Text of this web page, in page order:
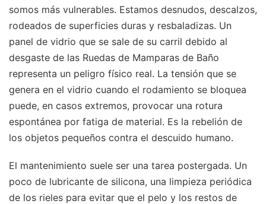
somos más vulnerables. Estamos desnudos, descalzos,
rodeados de superficies duras y resbaladizas. Un
panel de vidrio que se sale de su carril debido al
desgaste de las Ruedas de Mamparas de Baño
representa un peligro físico real. La tensión que se
genera en el vidrio cuando el rodamiento se bloquea
puede, en casos extremos, provocar una rotura
espontánea por fatiga de material. Es la rebelión de
los objetos pequeños contra el descuido humano.
El mantenimiento suele ser una tarea postergada. Un
poco de lubricante de silicona, una limpieza periódica
de los rieles para evitar que el pelo y los restos de